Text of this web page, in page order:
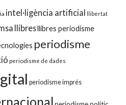
intel·ligència artificial llibertat
llibresllibres periodisme
periodisme
periodisme de dades
periodisme imprés